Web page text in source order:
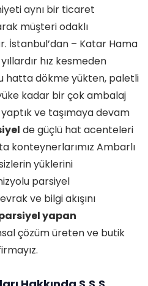
aynı bir ticaret
müşteri odaklı
İstanbul’dan – Katar Hama
hız kesmeden
hatta dökme yükten, paletli
kadar bir çok ambalaj
ve taşımaya devam
de güçlü hat acenteleri
konteynerlarımız Ambarlı
yüklerini
parsiyel
ve bilgi akışını
yapan
çözüm üreten ve butik